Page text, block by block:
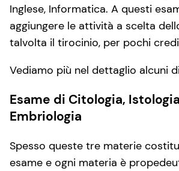
Inglese, Informatica. A questi
aggiungere le attività a scelta
talvolta il tirocinio, per pochi
Vediamo più nel dettaglio alcuni
Esame di Citologia,
Embriologia
Spesso queste tre materie
esame e ogni materia è